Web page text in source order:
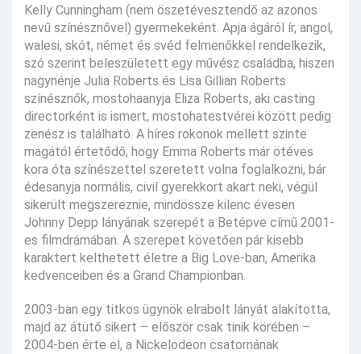
Kelly Cunningham (nem öszetévesztendő az azonos
nevű színésznővel) gyermekeként. Apja ágáról ír, angol,
walesi, skót, német és svéd felmenőkkel rendelkezik,
szó szerint beleszületett egy művész családba, hiszen
nagynénje Julia Roberts és Lisa Gillian Roberts
színésznők, mostohaanyja Eliza Roberts, aki casting
directorként is ismert, mostohatestvérei között pedig
zenész is található. A híres rokonok mellett szinte
magától értetődő, hogy Emma Roberts már ötéves
kora óta színészettel szeretett volna foglalkozni, bár
édesanyja normális, civil gyerekkort akart neki, végül
sikerült megszereznie, mindössze kilenc évesen
Johnny Depp lányának szerepét a Betépve című 2001-
es filmdrámában. A szerepet követően pár kisebb
karaktert kelthetett életre a Big Love-ban, Amerika
kedvenceiben és a Grand Championban.
2003-ban egy titkos ügynök elrabolt lányát alakította,
majd az átütő sikert – először csak tinik körében –
2004-ben érte el, a Nickelodeon csatornának